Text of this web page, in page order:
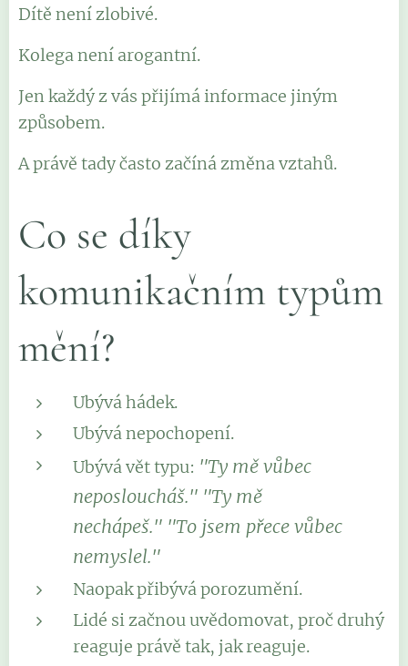
Dítě není zlobivé.
Kolega není arogantní.
Jen každý z vás přijímá informace jiným
způsobem.
A právě tady často začíná změna vztahů.
Co se díky
komunikačním typům
mění?
Ubývá hádek.
Ubývá nepochopení.
Ubývá vět typu: "Ty mě vůbec
neposloucháš." "Ty mě
nechápeš." "To jsem přece vůbec
nemyslel."
Naopak přibývá porozumění.
Lidé si začnou uvědomovat, proč druhý
reaguje právě tak, jak reaguje.